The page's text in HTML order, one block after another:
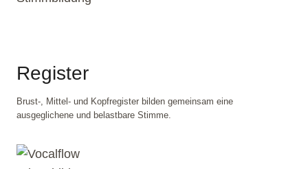
Register
Brust-, Mittel- und Kopfregister bilden gemeinsam eine
ausgeglichene und belastbare Stimme.